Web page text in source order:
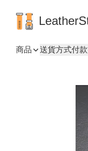
商品 送貨方式付